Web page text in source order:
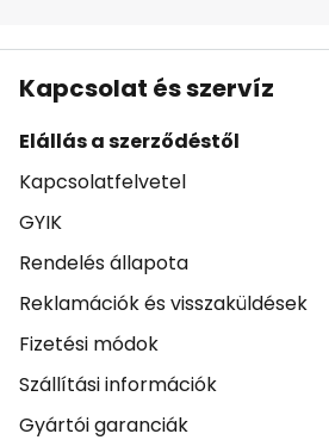
Kapcsolat és szervíz
Elállás a szerződéstől
Kapcsolatfelvetel
GYIK
Rendelés állapota
Reklamációk és visszaküldések
Fizetési módok
Szállítási információk
Gyártói garanciák